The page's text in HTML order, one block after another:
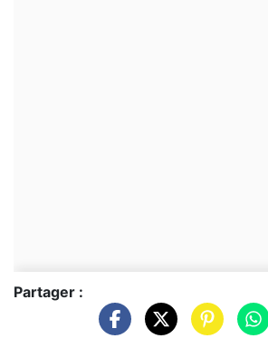
Partager :